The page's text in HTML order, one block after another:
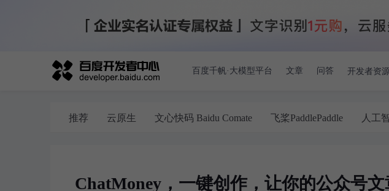
百度千帆·大模型平台 文章 问答 开发者资源
推荐 云原生 文心快码 Baidu Comate 飞桨PaddlePaddle 人工
ChatMoney，一键创作，让你的公众号文